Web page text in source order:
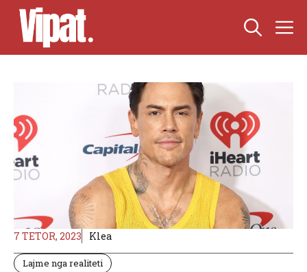
Skip
content
7 TETOR, 2023 Klea
Lajme nga realiteti